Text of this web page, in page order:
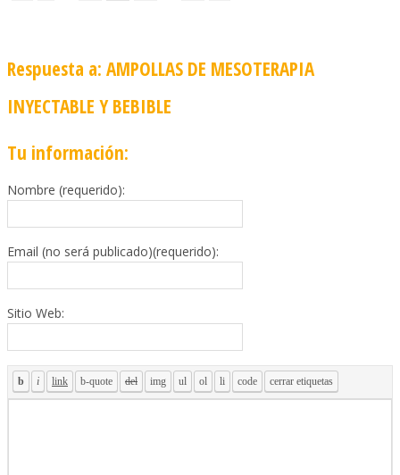
Respuesta a: AMPOLLAS DE MESOTERAPIA
INYECTABLE Y BEBIBLE
Tu información:
Nombre (requerido):
Email (no será publicado)(requerido):
Sitio Web: